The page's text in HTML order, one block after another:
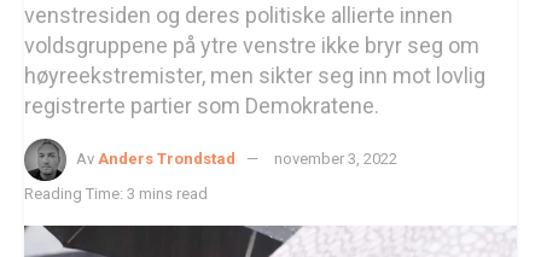
venstresiden og deres politiske allierte innen
voldsgruppene på ytre venstre ikke bryr seg om
høyreekstremister, men sikter seg inn mot lovlig
registrerte partier som Demokratene.
Av Anders Trondstad
november 3, 2022
Reading Time: 3 mins read